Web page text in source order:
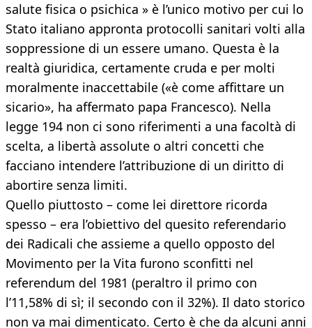
salute fisica o psichica » è l’unico motivo per cui lo
Stato italiano appronta protocolli sanitari volti alla
soppressione di un essere umano. Questa è la
realtà giuridica, certamente cruda e per molti
moralmente inaccettabile («è come affittare un
sicario», ha affermato papa Francesco). Nella
legge 194 non ci sono riferimenti a una facoltà di
scelta, a libertà assolute o altri concetti che
facciano intendere l’attribuzione di un diritto di
abortire senza limiti.
Quello piuttosto – come lei direttore ricorda
spesso – era l’obiettivo del quesito referendario
dei Radicali che assieme a quello opposto del
Movimento per la Vita furono sconfitti nel
referendum del 1981 (peraltro il primo con
l’11,58% di sì; il secondo con il 32%). Il dato storico
non va mai dimenticato. Certo è che da alcuni anni